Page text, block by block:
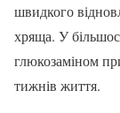
швидкого
хряща. У
глюкозаміном
тижнів життя.